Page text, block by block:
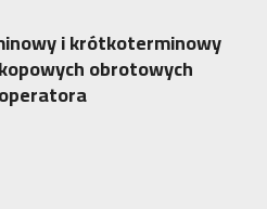
i krótkoterminowy
obrotowych